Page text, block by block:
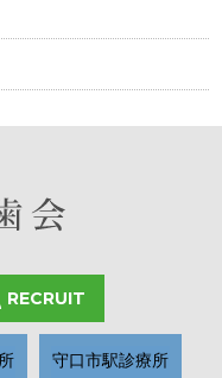
RECRUIT
守口市駅診療所